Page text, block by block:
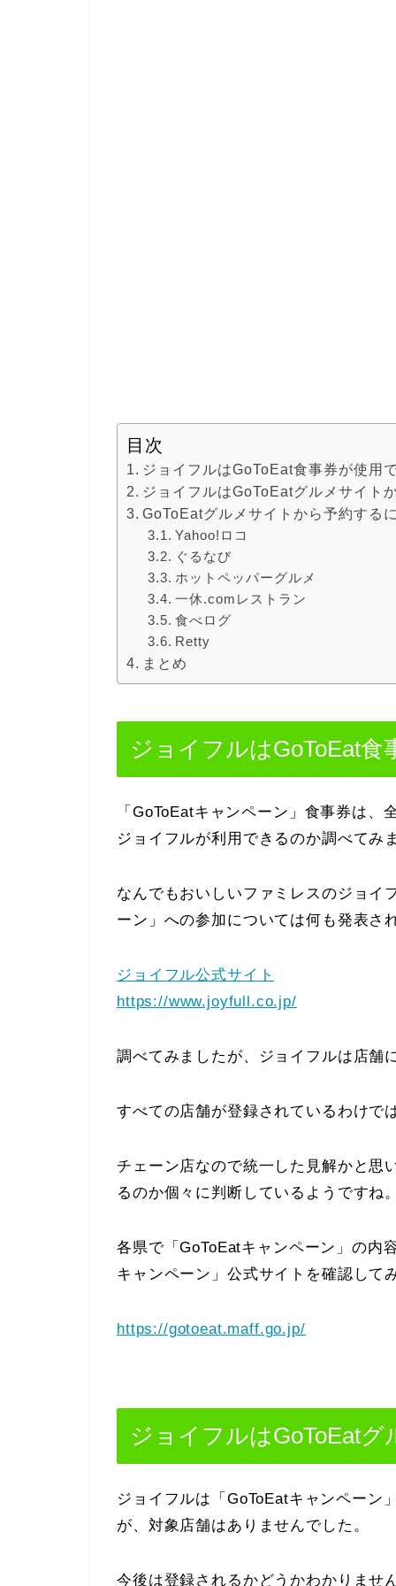
目次
ジョイフルはGoToEat食事券が使用
ジョイフルはGoToEatグルメサイト
GoToEatグルメサイトから予約する
Yahoo!ロコ
ぐるなび
ホットペッパーグルメ
一休.comレストラン
食べログ
Retty
まとめ
ジョイフルはGoToEat食
「GoToEatキャンペーン」食事券は
ジョイフルが利用できるのか調べてみ
なんでもおいしいファミレスのジョイ
ーン」への参加については何も発表さ
ジョイフル公式サイト
https://www.joyfull.co.jp/
調べてみましたが、ジョイフルは店舗
すべての店舗が登録されているわけで
チェーン店なので統一した見解かと思
るのか個々に判断しているようですね
各県で「GoToEatキャンペーン」の内
キャンペーン」公式サイトを確認して
https://gotoeat.maff.go.jp/
ジョイフルはGoToEat
ジョイフルは「GoToEatキャンペーン
が、対象店舗はありませんでした。
今後は登録されるかどうかわかりませ